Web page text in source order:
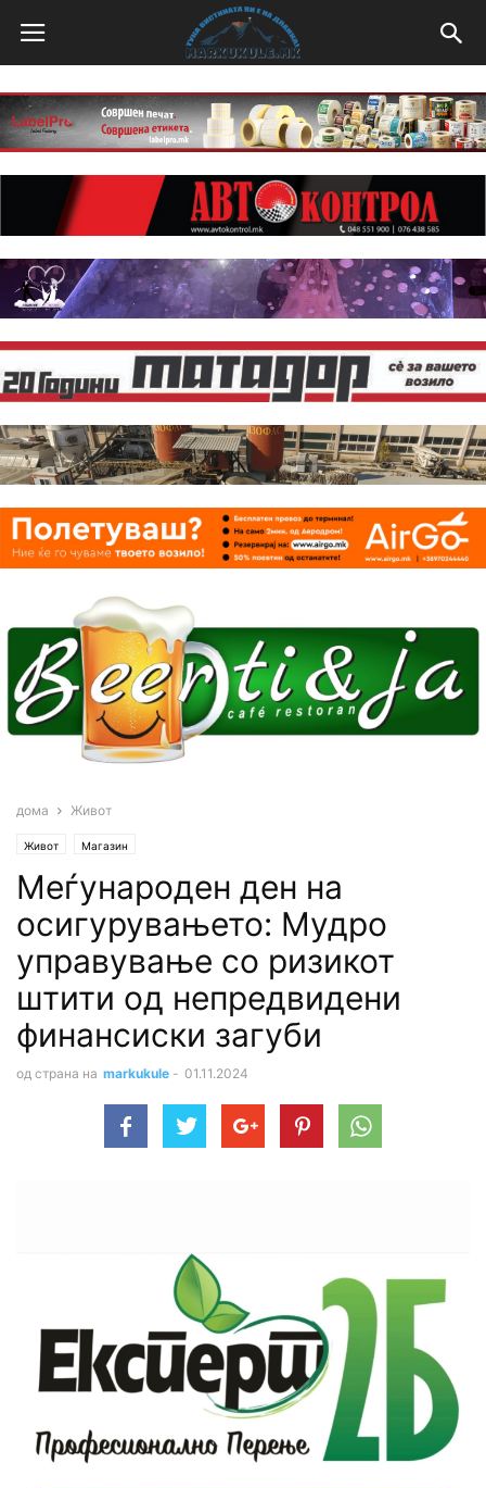
дома Живот
Живот Магазин
Меѓународен ден на
осигурувањето: Мудро
управување со ризикот
штити од непредвидени
финансиски загуби
од страна на markukule - 01.11.2024